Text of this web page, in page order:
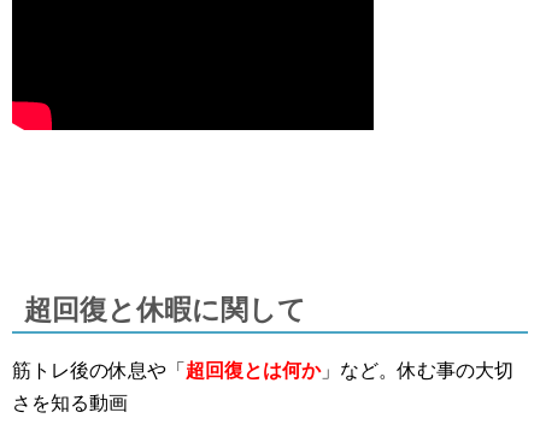
超回復と休暇に関して
筋トレ後の休息や「超回復とは何か」など。休む事の大切
さを知る動画